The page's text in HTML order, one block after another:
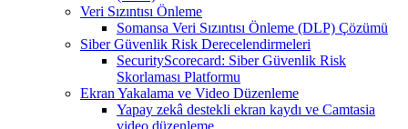
Veri Sızıntısı Önleme
Somansa Veri Sızıntısı Önleme (DLP) Çözümü
Siber Güvenlik Risk Derecelendirmeleri
SecurityScorecard: Siber Güvenlik Risk
Skorlaması Platformu
Ekran Yakalama ve Video Düzenleme
Yapay zekâ destekli ekran kaydı ve Camtasia
video düzenleme